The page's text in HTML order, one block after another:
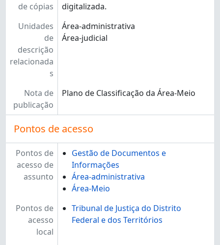
de cópias
digitalizada.
Unidades
de
descrição
relacionada
s
Área-administrativa
Área-judicial
Nota de
publicação
Plano de Classificação da Área-Meio
Pontos de acesso
Pontos de
acesso de
assunto
Gestão de Documentos e
Informações
Área-administrativa
Área-Meio
Pontos de
acesso
local
Tribunal de Justiça do Distrito
Federal e dos Territórios